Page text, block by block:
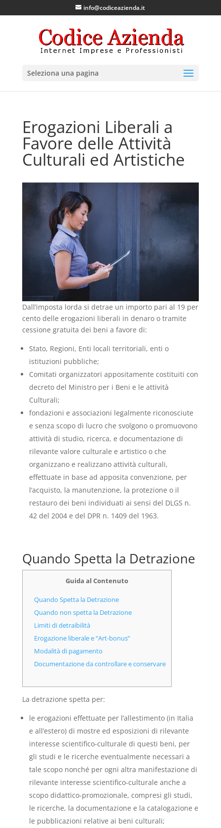
info@codiceazienda.it
Seleziona una pagina
Erogazioni Liberali a
Favore delle Attività
Culturali ed Artistiche
Dall’imposta lorda si detrae un importo pari al 19 per
cento delle erogazioni liberali in denaro o tramite
cessione gratuita dei beni a favore di:
Stato, Regioni, Enti locali territoriali, enti o
istituzioni pubbliche;
Comitati organizzatori appositamente costituiti con
decreto del Ministro per i Beni e le attività
Culturali;
fondazioni e associazioni legalmente riconosciute
e senza scopo di lucro che svolgono o promuovono
attività di studio, ricerca, e documentazione di
rilevante valore culturale e artistico o che
organizzano e realizzano attività culturali,
effettuate in base ad apposita convenzione, per
l’acquisto, la manutenzione, la protezione o il
restauro dei beni individuati ai sensi del DLGS n.
42 del 2004 e del DPR n. 1409 del 1963.
Quando Spetta la Detrazione
Guida al Contenuto
Quando Spetta la Detrazione
Quando non spetta la Detrazione
Limiti di detraibilità
Erogazione liberale e “Art-bonus”
Modalità di pagamento
Documentazione da controllare e conservare
La detrazione spetta per:
le erogazioni effettuate per l’allestimento (in Italia
e all’estero) di mostre ed esposizioni di rilevante
interesse scientifico-culturale di questi beni, per
gli studi e le ricerche eventualmente necessari a
tale scopo nonché per ogni altra manifestazione di
rilevante interesse scientifico-culturale anche a
scopo didattico-promozionale, compresi gli studi,
le ricerche, la documentazione e la catalogazione e
le pubblicazioni relative ai beni culturali;